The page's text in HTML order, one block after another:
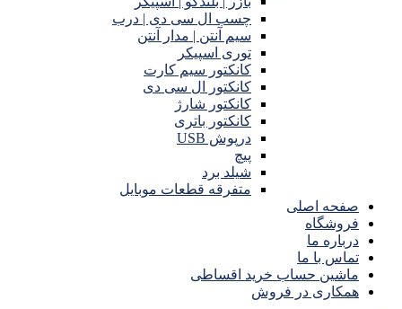
چسب ال سی دی | درب
سیم آنتن | مدار آنتن
توری اسپیکر
کانکتور سیم کارت
کانکتور ال سی دی
کانکتور شارژ
کانکتور باتری
درپوش USB
پیچ
شیلد برد
متفرقه قطعات موبایل
صفحه اصلی
فروشگاه
درباره ما
تماس با ما
ماشین حساب خرید اقساطی
همکاری در فروش